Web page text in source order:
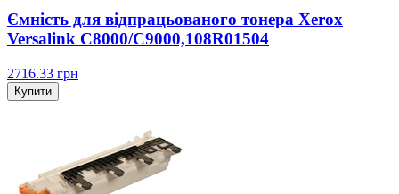
Ємність для відпрацьованого тонера Xerox
Versalink C8000/C9000,108R01504
2716.33 грн
Купити